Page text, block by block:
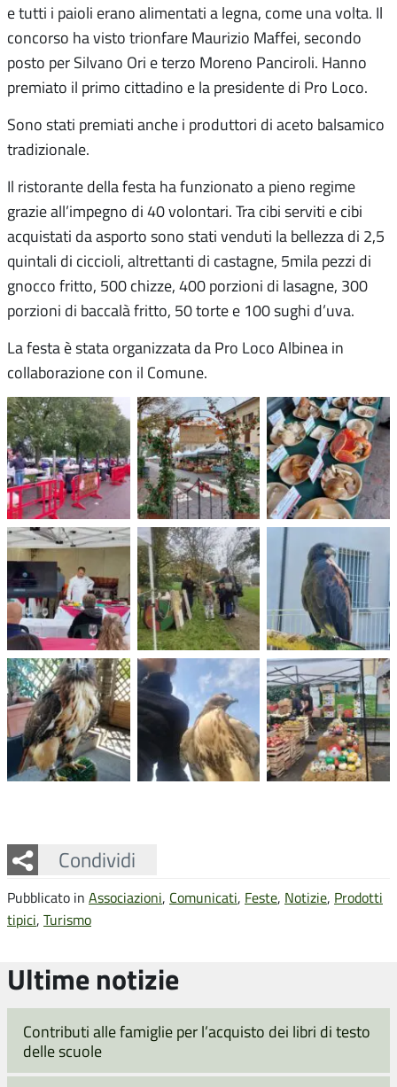
e tutti i paioli erano alimentati a legna, come una volta. Il
concorso ha visto trionfare Maurizio Maffei, secondo
posto per Silvano Ori e terzo Moreno Panciroli. Hanno
premiato il primo cittadino e la presidente di Pro Loco.
Sono stati premiati anche i produttori di aceto balsamico
tradizionale.
Il ristorante della festa ha funzionato a pieno regime
grazie all’impegno di 40 volontari. Tra cibi serviti e cibi
acquistati da asporto sono stati venduti la bellezza di 2,5
quintali di ciccioli, altrettanti di castagne, 5mila pezzi di
gnocco fritto, 500 chizze, 400 porzioni di lasagne, 300
porzioni di baccalà fritto, 50 torte e 100 sughi d’uva.
La festa è stata organizzata da Pro Loco Albinea in
collaborazione con il Comune.
Condividi
Facebook
Twitter
Whatsapp
Pubblicato in Associazioni, Comunicati, Feste, Notizie, Prodotti
tipici, Turismo
Ultime notizie
Contributi alle famiglie per l’acquisto dei libri di testo
delle scuole